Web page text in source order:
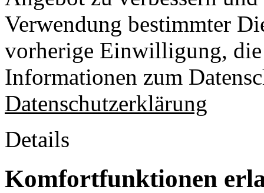
Verwendung bestimmter
vorherige Einwilligung,
Informationen zum
Datenschutzerklärung
Details
Komfortfunktionen